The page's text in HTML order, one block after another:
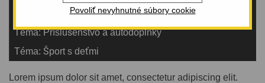
Povoliť nevyhnutné súbory cookie
Téma: Nosiče a boxy
Téma: Príslušenstvo a autodoplnky
Téma: Šport s deťmi
Lorem ipsum dolor sit amet, consectetur adipiscing elit.